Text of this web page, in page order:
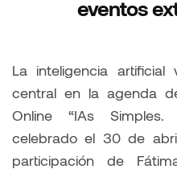
eventos
La inteligencia
central en la agenda
Online “IAs Simples.
celebrado el 30 de
participación de